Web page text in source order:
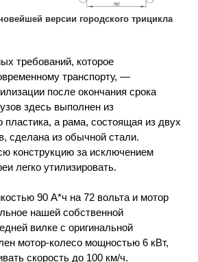
версии городского трицикла
требований, которое
транспорту, —
после окончания срока
здесь выполнен из
пластика, а рама, состоящая из двух
сделана из обычной стали.
конструкцию за исключением
легко утилизировать.
90 А*ч на 72 вольта и мотор
нашей собственной
вилке с оригинальной
мотор-колесо мощностью 6 кВт,
скорость до 100 км/ч.